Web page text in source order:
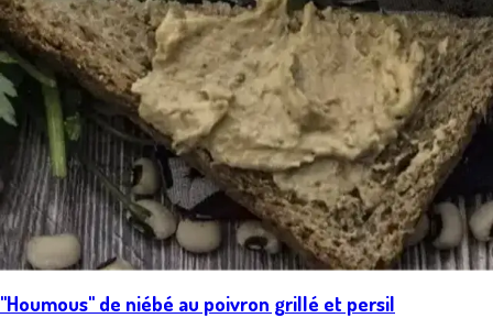
"Houmous" de niébé au poivron grillé et persil